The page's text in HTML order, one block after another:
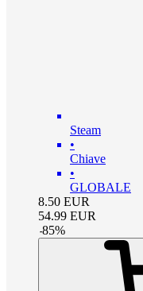
Steam
•
Chiave
•
GLOBALE
8.50 EUR
54.99 EUR
-85%